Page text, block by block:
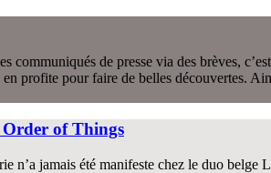
communiqués de presse via des brèves,
en profite pour faire de belles découvertes.
of Things
n’a jamais été manifeste chez le duo